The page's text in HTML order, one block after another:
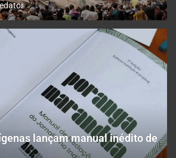
lançam manual inédito de